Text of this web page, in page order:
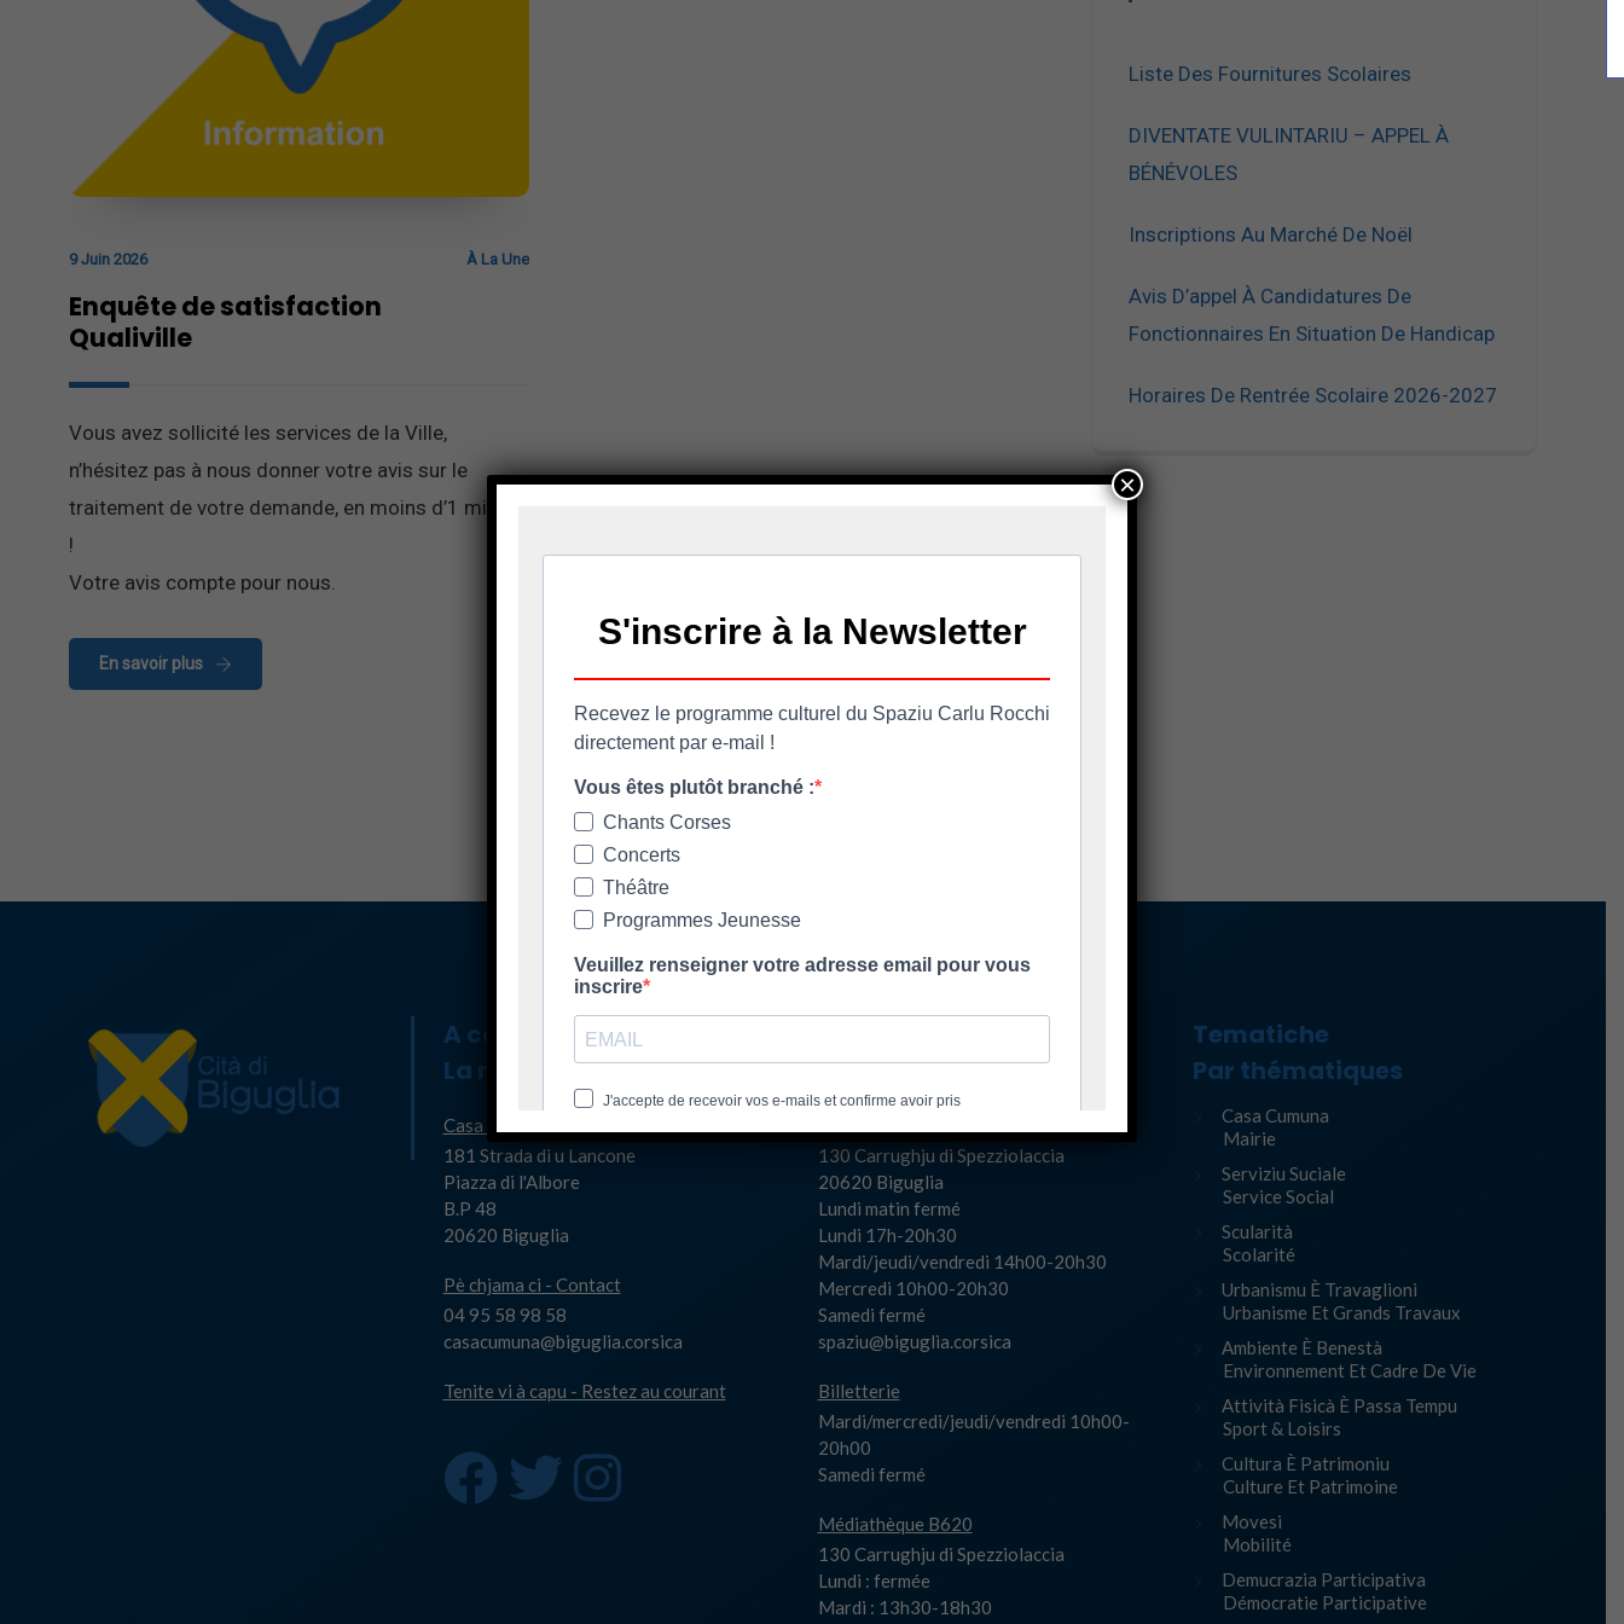
9 Juin 2026 À La Une
Enquête de satisfaction
Qualiville
Vous avez sollicité les services de la Ville,
n’hésitez pas à nous donner votre avis sur le
traitement de votre demande, en moins d’1 minute
!
Votre avis compte pour nous.
En savoir plus
Liste Des Fournitures Scolaires
DIVENTATE VULINTARIU – APPEL À
BÉNÉVOLES
Inscriptions Au Marché De Noël
Avis D’appel À Candidatures De
Fonctionnaires En Situation De Handicap
Horaires De Rentrée Scolaire 2026-2027
A casa cumuna
La mairie
Casa Cumuna
181 Strada di u Lancone
Piazza di l'Albore
B.P 48
20620 Biguglia
Pè chjama ci - Contact
04 95 58 98 58
casacumuna@biguglia.corsica
Tenite vi à capu - Restez au courant
Les horaires d'ouverture
130 Carrughju di Spezziolaccia
20620 Biguglia
Lundi matin fermé
Lundi 17h-20h30
Mardi/jeudi/vendredi 14h00-20h30
Mercredi 10h00-20h30
Samedi fermé
spaziu@biguglia.corsica
Billetterie
Mardi/mercredi/jeudi/vendredi 10h00-
20h00
Samedi fermé
Médiathèque B620
130 Carrughju di Spezziolaccia
Lundi : fermée
Mardi : 13h30-18h30
Tematiche
Par thématiques
Casa Cumuna
Mairie
Serviziu Suciale
Service Social
Scularità
Scolarité
Urbanismu È Travaglioni
Urbanisme Et Grands Travaux
Ambiente È Benestà
Environnement Et Cadre De Vie
Attività Fisicà È Passa Tempu
Sport & Loisirs
Cultura È Patrimoniu
Culture Et Patrimoine
Movesi
Mobilité
Demucrazia Participativa
Démocratie Participative
×